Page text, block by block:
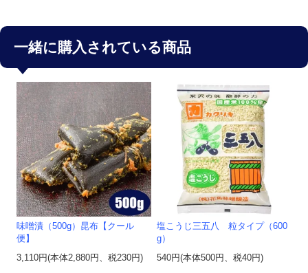
一緒に購入されている商品
味噌漬（500g）昆布【クール
便】
3,110円(本体2,880円、税230円)
塩こうじ三五八 粒タイプ（600
g）
540円(本体500円、税40円)